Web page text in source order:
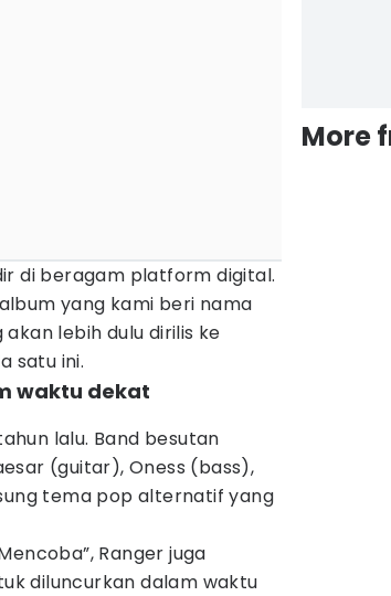
di beragam platform digital.
yang kami beri nama
akan lebih dulu dirilis ke
satu ini.
waktu dekat
lalu. Band besutan
(guitar), Oness (bass),
tema pop alternatif yang
Ranger juga
diluncurkan dalam waktu
More